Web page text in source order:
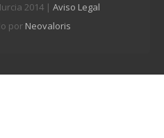
2014 | Aviso Legal
por Neovaloris